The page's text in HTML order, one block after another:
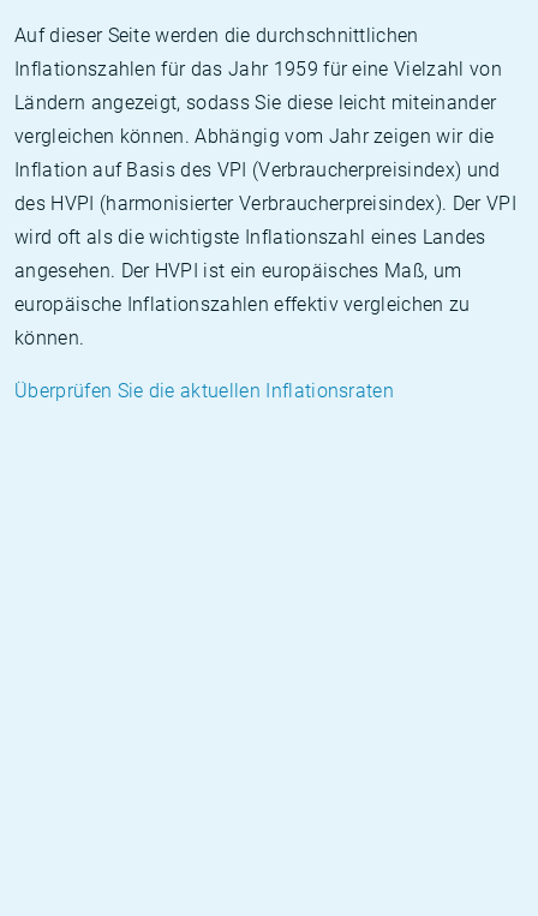
Auf dieser Seite werden die durchschnittlichen
Inflationszahlen für das Jahr 1959 für eine Vielzahl von
Ländern angezeigt, sodass Sie diese leicht miteinander
vergleichen können. Abhängig vom Jahr zeigen wir die
Inflation auf Basis des VPI (Verbraucherpreisindex) und
des HVPI (harmonisierter Verbraucherpreisindex). Der VPI
wird oft als die wichtigste Inflationszahl eines Landes
angesehen. Der HVPI ist ein europäisches Maß, um
europäische Inflationszahlen effektiv vergleichen zu
können.
Überprüfen Sie die aktuellen Inflationsraten